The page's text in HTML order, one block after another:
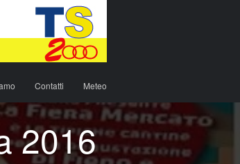
Contatti Meteo
2016